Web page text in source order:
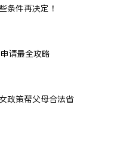
条件再决定！
请最全攻略
政策帮父母合法省